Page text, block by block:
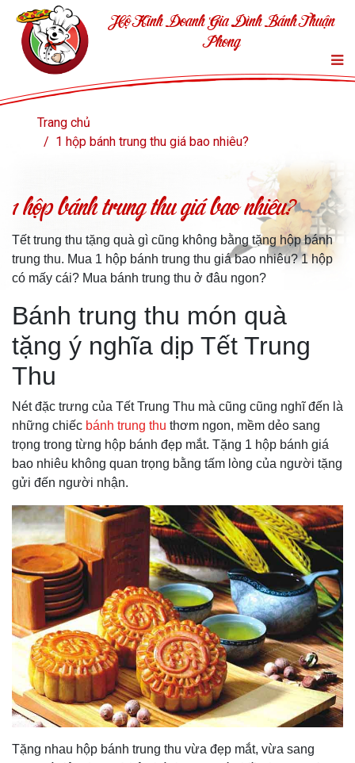
Hộ Kinh Doanh Gia Đình Bánh Thuận
Phong
Trang chủ
1 hộp bánh trung thu giá bao nhiêu?
1 hộp bánh trung thu giá bao nhiêu?
Tết trung thu tặng quà gì cũng không bằng tặng hộp bánh
trung thu. Mua 1 hộp bánh trung thu giá bao nhiêu? 1 hộp
có mấy cái? Mua bánh trung thu ở đâu ngon?
Bánh trung thu món quà
tặng ý nghĩa dịp Tết Trung
Thu
Nét đặc trưng của Tết Trung Thu mà cũng cũng nghĩ đến là
những chiếc bánh trung thu thơm ngon, mềm dẻo sang
trọng trong từng hộp bánh đẹp mắt. Tặng 1 hộp bánh giá
bao nhiêu không quan trọng bằng tấm lòng của người tặng
gửi đến người nhận.
Tặng nhau hộp bánh trung thu vừa đẹp mắt, vừa sang